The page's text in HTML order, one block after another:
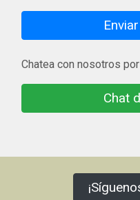
Chatea con nosotros
Chat